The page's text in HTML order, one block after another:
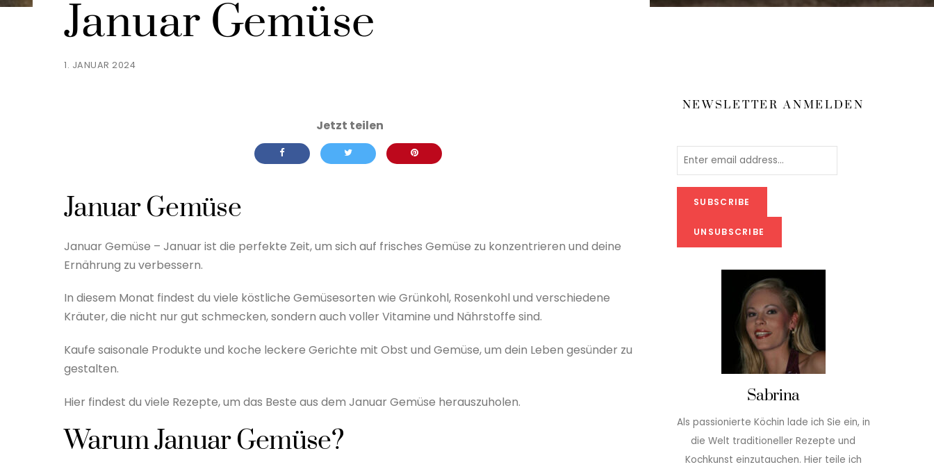
1. JANUAR 2024
Januar Gemüse
Januar Gemüse
Januar Gemüse – Januar ist die perfekte Zeit, um sich auf frisches Gemüse zu konzentrieren und deine
Ernährung zu verbessern.
In diesem Monat findest du viele köstliche Gemüsesorten wie Grünkohl, Rosenkohl und verschiedene
Kräuter, die nicht nur gut schmecken, sondern auch voller Vitamine und Nährstoffe sind.
Kaufe saisonale Produkte und koche leckere Gerichte mit Obst und Gemüse, um dein Leben gesünder zu
gestalten.
Hier findest du viele Rezepte, um das Beste aus dem Januar Gemüse herauszuholen.
Warum Januar Gemüse?
NEWSLETTER ANMELDEN
Sabrina
Als passionierte Köchin lade ich Sie ein, in
die Welt traditioneller Rezepte und
Kochkunst einzutauchen. Hier teile ich